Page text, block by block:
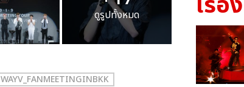
ดูรูปทั้งหมด
WAYV_FANMEETINGINBKK